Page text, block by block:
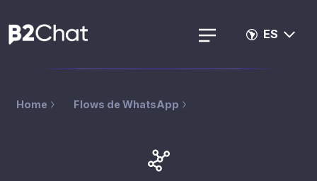
ES
Home Flows de WhatsApp